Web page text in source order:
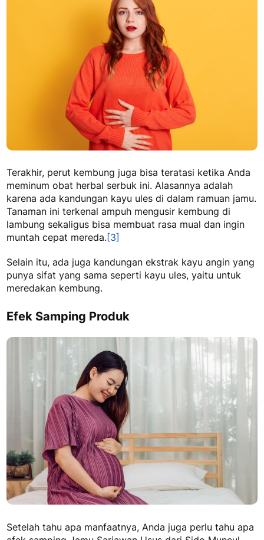
Terakhir, perut kembung juga bisa teratasi ketika Anda
meminum obat herbal serbuk ini. Alasannya adalah
karena ada kandungan kayu ules di dalam ramuan jamu.
Tanaman ini terkenal ampuh mengusir kembung di
lambung sekaligus bisa membuat rasa mual dan ingin
muntah cepat mereda.[3]
Selain itu, ada juga kandungan ekstrak kayu angin yang
punya sifat yang sama seperti kayu ules, yaitu untuk
meredakan kembung.
Efek Samping Produk
Setelah tahu apa manfaatnya, Anda juga perlu tahu apa